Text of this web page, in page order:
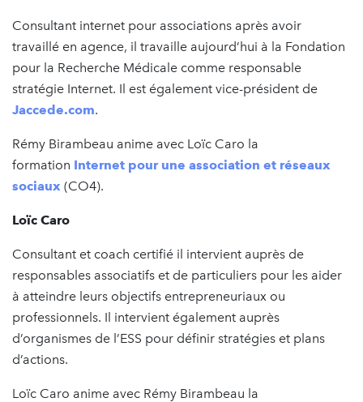
Consultant internet pour associations après avoir
travaillé en agence, il travaille aujourd’hui à la Fondation
pour la Recherche Médicale comme responsable
stratégie Internet. Il est également vice-président de
Jaccede.com.
Rémy Birambeau anime avec Loïc Caro la
formation Internet pour une association et réseaux
sociaux (CO4).
Loïc Caro
Consultant et coach certifié il intervient auprès de
responsables associatifs et de particuliers pour les aider
à atteindre leurs objectifs entrepreneuriaux ou
professionnels. Il intervient également auprès
d’organismes de l’ESS pour définir stratégies et plans
d’actions.
Loïc Caro anime avec Rémy Birambeau la